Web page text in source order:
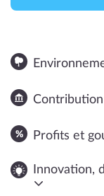
Profits et
Innovation,